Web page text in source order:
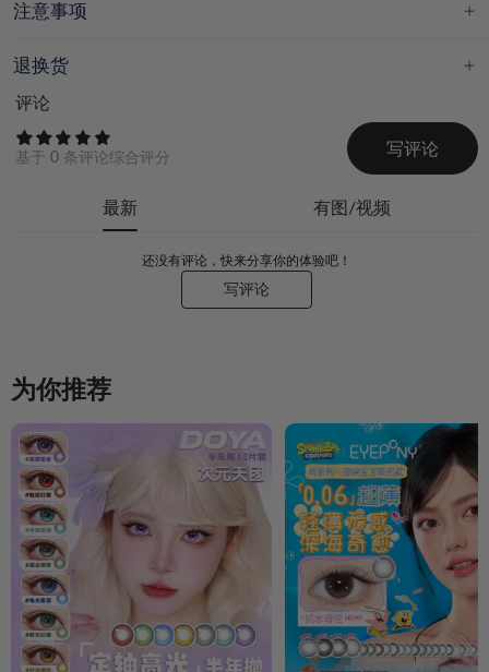
注意事项
退换货
评论
基于 0条评论综合评分
写评论
最新 有图/视频
还没有评论，快来分享你的体验吧！
写评论
为你推荐